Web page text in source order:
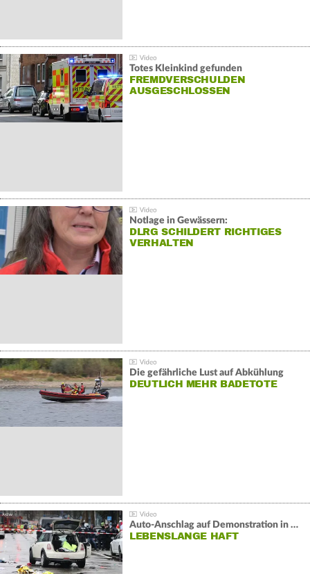
Totes Kleinkind gefunden
FREMDVERSCHULDEN
AUSGESCHLOSSEN
Notlage in Gewässern:
DLRG SCHILDERT RICHTIGES
VERHALTEN
Die gefährliche Lust auf Abkühlung
DEUTLICH MEHR BADETOTE
Auto-Anschlag auf Demonstration in München:
LEBENSLANGE HAFT